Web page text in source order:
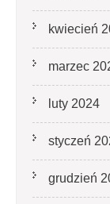
kwiecień
marzec
luty 2024
styczeń
grudzień